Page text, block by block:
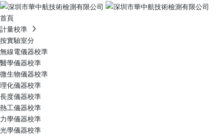
首頁
計量校準
按實驗室分
無線電儀器校準
醫學儀器校準
微生物儀器校準
理化儀器校準
長度儀器校準
熱工儀器校準
力學儀器校準
光學儀器校準